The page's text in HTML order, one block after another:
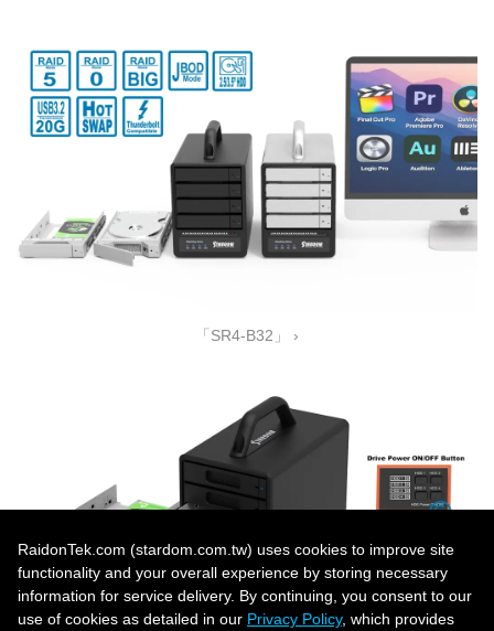
「SR4-B32」 ›
RaidonTek.com (stardom.com.tw) uses cookies to improve site
functionality and your overall experience by storing necessary
information for service delivery. By continuing, you consent to our
use of cookies as detailed in our Privacy Policy, which provides